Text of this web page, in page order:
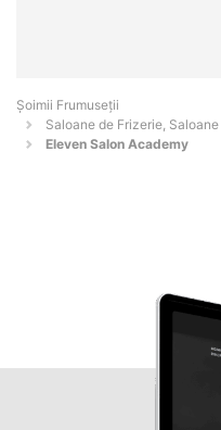
Șoimii Frumuseții
Saloane de Frizerie,
Eleven Salon Academy